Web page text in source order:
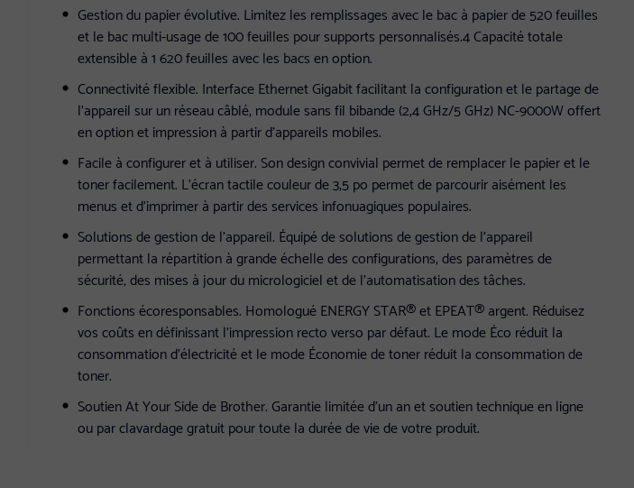
Gestion du papier évolutive. Limitez les remplissages avec le bac à papier de 520 feuilles
et le bac multi-usage de 100 feuilles pour supports personnalisés.4 Capacité totale
extensible à 1 620 feuilles avec les bacs en option.
Connectivité flexible. Interface Ethernet Gigabit facilitant la configuration et le partage de
l’appareil sur un réseau câblé, module sans fil bibande (2,4 GHz/5 GHz) NC-9000W offert
en option et impression à partir d’appareils mobiles.
Facile à configurer et à utiliser. Son design convivial permet de remplacer le papier et le
toner facilement. L’écran tactile couleur de 3,5 po permet de parcourir aisément les
menus et d’imprimer à partir des services infonuagiques populaires.
Solutions de gestion de l’appareil. Équipé de solutions de gestion de l’appareil
permettant la répartition à grande échelle des configurations, des paramètres de
sécurité, des mises à jour du micrologiciel et de l’automatisation des tâches.
Fonctions écoresponsables. Homologué ENERGY STAR® et EPEAT® argent. Réduisez
vos coûts en définissant l’impression recto verso par défaut. Le mode Éco réduit la
consommation d’électricité et le mode Économie de toner réduit la consommation de
toner.
Soutien At Your Side de Brother. Garantie limitée d’un an et soutien technique en ligne
ou par clavardage gratuit pour toute la durée de vie de votre produit.